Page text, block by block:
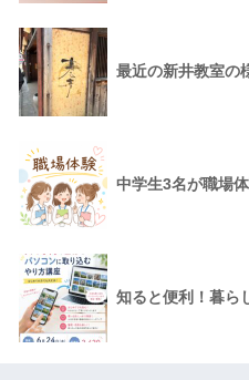
最近の新井教室の
中学生3名が職場
知ると便利！暮ら